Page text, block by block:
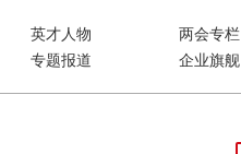
英才人物 两会专栏
专题报道 企业旗舰